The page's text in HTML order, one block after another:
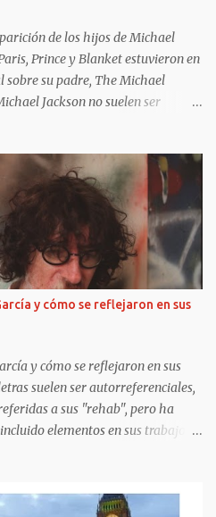
liberadores.
de-sex-pis...
de los hijos de Michael
Prince y Blanket estuvieron en
sobre su padre, The Michael
Jackson no suelen ser
de controversias. Los tres - Paris,
en la función de avant
Broadway. Además, fiel a estos
sus preparativos en sus
Blanket , en cambio, no participó
pudo registrar su presencia a la
Paris deslumbró con un largo
sus tatuajes en el pecho, con
cambio, eligieron elegantes
y cómo se reflejaron en sus
y cómo se reflejaron en sus
suelen ser autorreferenciales,
a sus "rehab", pero ha
elementos en sus trabajos
Sergio Marchi